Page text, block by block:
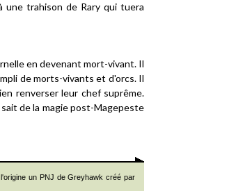
une trahison de Rary qui tuera
en devenant mort-vivant. Il
de morts-vivants et d'orcs. Il
renverser leur chef suprême.
de la magie post-Magepeste
un PNJ de Greyhawk créé par